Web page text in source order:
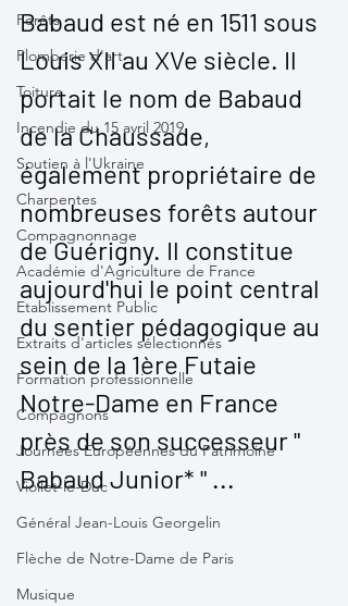
Forêts
Plomberie d'art
Toiture
Incendie du 15 avril 2019
Soutien à l'Ukraine
Charpentes
Compagnonnage
Académie d'Agriculture de France
Etablissement Public
Extraits d'articles sélectionnés
Formation professionnelle
Compagnons
Journées Européennes du Patrimoine
Viollet-le-Duc
Général Jean-Louis Georgelin
Flèche de Notre-Dame de Paris
Musique
Babaud est né en 1511 sous
Louis XII au XVe siècle. Il
portait le nom de Babaud
de la Chaussade,
également propriétaire de
nombreuses forêts autour
de Guérigny. Il constitue
aujourd'hui le point central
du sentier pédagogique au
sein de la 1ère Futaie
Notre-Dame en France
près de son successeur "
Babaud Junior* " ...